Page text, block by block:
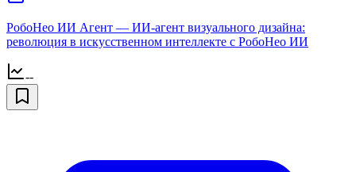
РобоНео ИИ Агент — ИИ-агент визуального дизайна:
революция в искусственном интеллекте с РобоНео ИИ
--